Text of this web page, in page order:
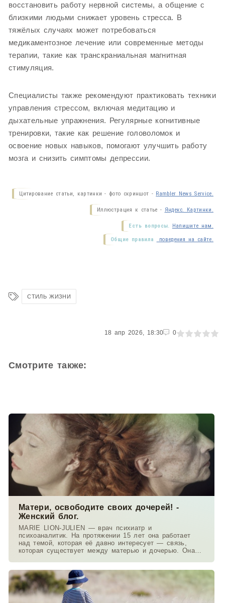
восстановить работу нервной системы, а общение с
близкими людьми снижает уровень стресса. В
тяжёлых случаях может потребоваться
медикаментозное лечение или современные методы
терапии, такие как транскраниальная магнитная
стимуляция.
Специалисты также рекомендуют практиковать техники
управления стрессом, включая медитацию и
дыхательные упражнения. Регулярные когнитивные
тренировки, такие как решение головоломок и
освоение новых навыков, помогают улучшить работу
мозга и снизить симптомы депрессии.
Цитирование статьи, картинки - фото скриншот - Rambler News Service.
Иллюстрация к статье - Яндекс. Картинки.
Есть вопросы. Напишите нам.
Общие правила поведения на сайте.
СТИЛЬ ЖИЗНИ
18 апр 2026, 18:30 0
1 2 3 4 5
Смотрите также:
Матери, освободите своих дочерей! -
Женский блог.
MARIE LION-JULIEN — врач психиатр и
психоаналитик. На протяжении 15 лет она работает
над темой, которая её давно интересует — связь,
которая существует между матерью и дочерью. Она